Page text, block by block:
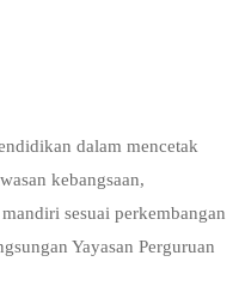
dalam mencetak
kebangsaan,
sesuai perkembangan
Yayasan Perguruan